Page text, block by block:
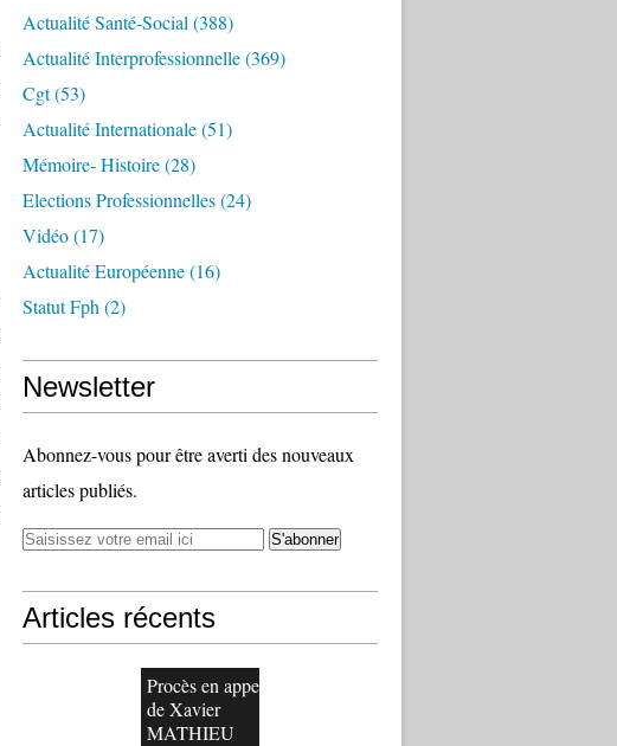
Actualité Santé-Social (388)
Actualité Interprofessionnelle(369)
Cgt(53)
Actualité Internationale(51)
Mémoire- Histoire(28)
Elections Professionnelles(24)
Vidéo(17)
Actualité Européenne(16)
Statut Fph (2)
Newsletter
Abonnez-vous pour être averti des nouveaux
articles publiés.
Articles récents
Procès en appel
de Xavier
MATHIEU